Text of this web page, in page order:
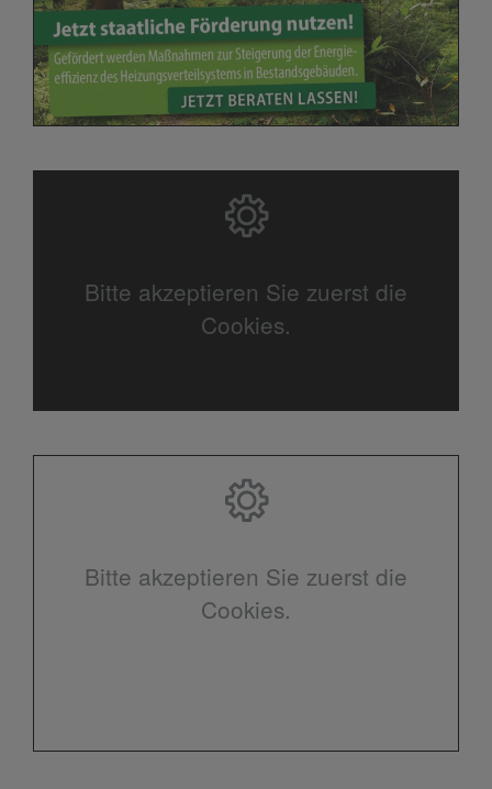
Bitte akzeptieren Sie zuerst die
Cookies.
Bitte akzeptieren Sie zuerst die
Cookies.